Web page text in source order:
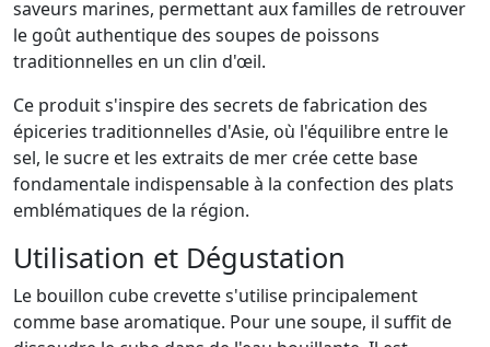
saveurs marines, permettant aux familles de retrouver
le goût authentique des soupes de poissons
traditionnelles en un clin d'œil.
Ce produit s'inspire des secrets de fabrication des
épiceries traditionnelles d'Asie, où l'équilibre entre le
sel, le sucre et les extraits de mer crée cette base
fondamentale indispensable à la confection des plats
emblématiques de la région.
Utilisation et Dégustation
Le bouillon cube crevette s'utilise principalement
comme base aromatique. Pour une soupe, il suffit de